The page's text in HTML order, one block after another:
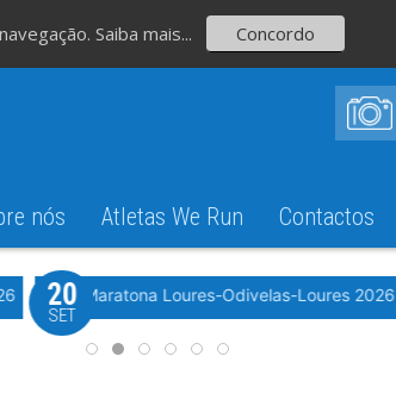
nós Atletas We Run Contactos
Meia Maratona Loures-Odivelas-Loures 2026
20
SET
Saiba mais... Concordo